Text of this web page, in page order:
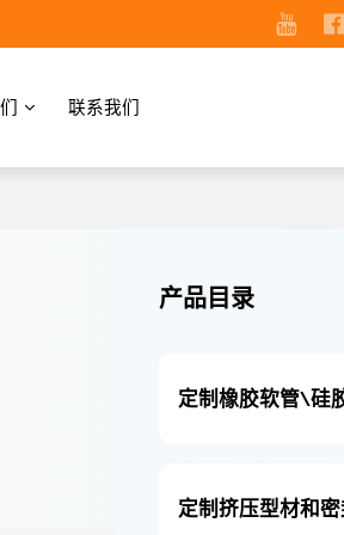
联系我们
产品目录
定制橡胶软管\硅
定制挤压型材和